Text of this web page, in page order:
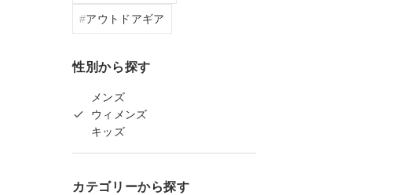
アウトドアギア
性別から探す
メンズ
ウィメンズ
キッズ
カテゴリーから探す